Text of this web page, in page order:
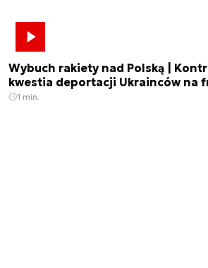
Wybuch rakiety nad Polską |
kwestia deportacji Ukrainców na
1 min.